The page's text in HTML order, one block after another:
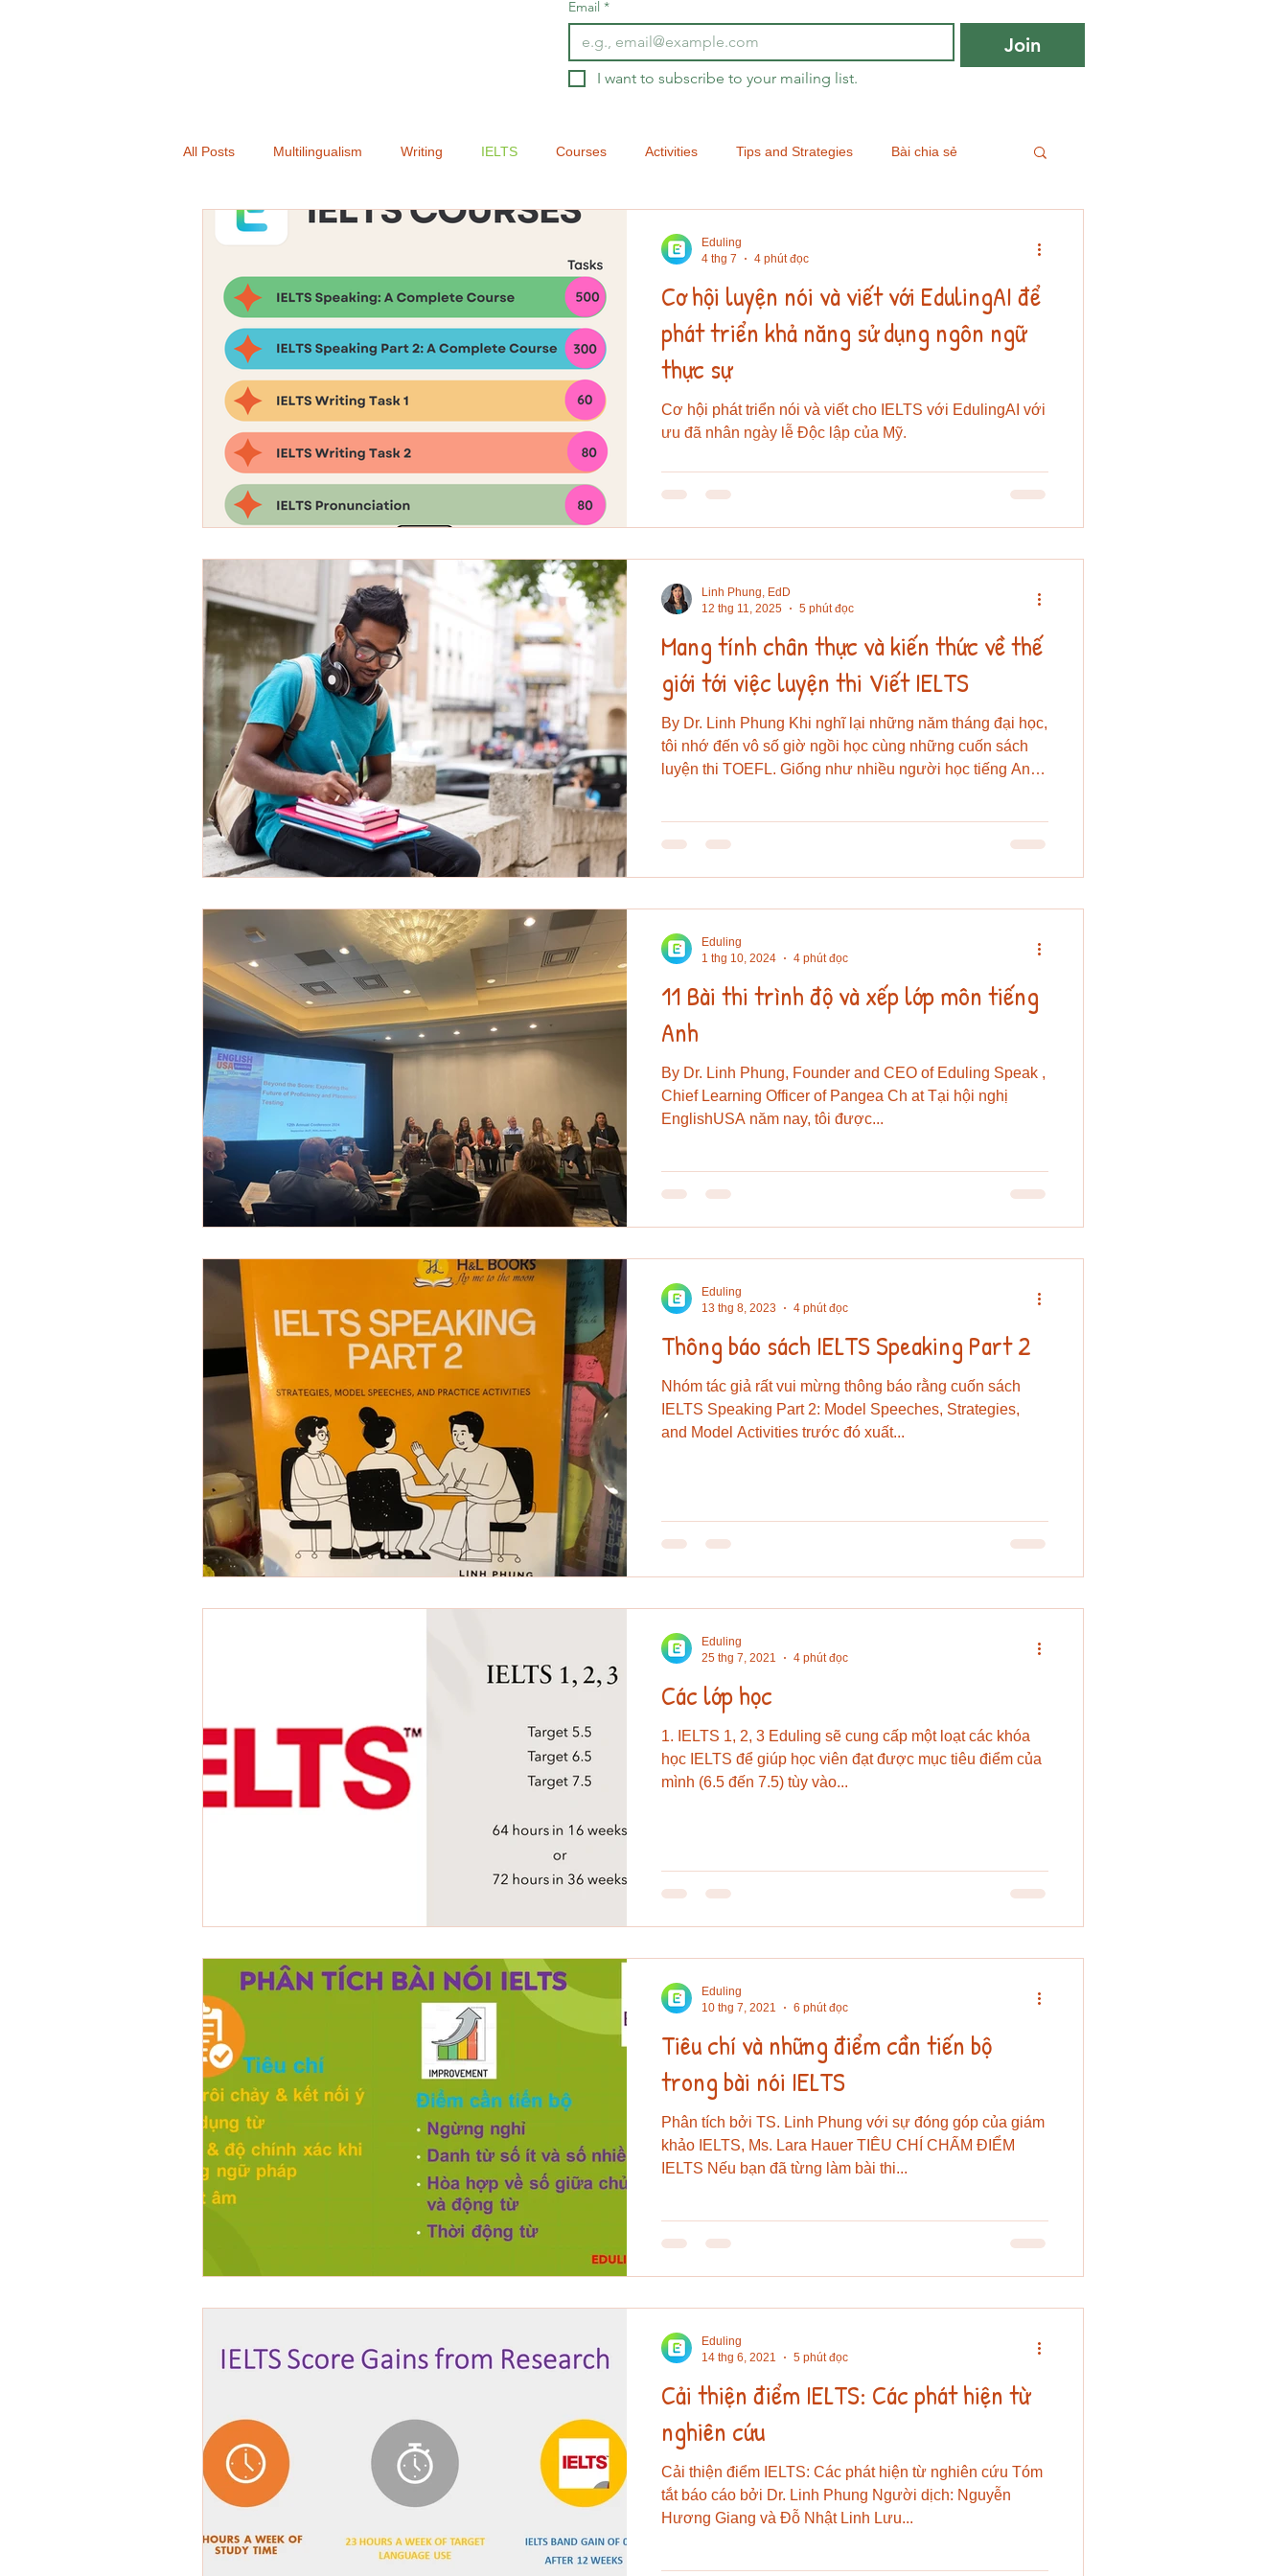
Email *
Join
I want to subscribe to your mailing list.
All Posts Multilingualism Writing IELTS Courses Activities Tips and Strategies Bài chia sẻ
Books Announcement Eduling Speak Assessment
Cơ hội luyện nói và viết với EdulingAI để
phát triển khả năng sử dụng ngôn ngữ
thực sự
Cơ hội phát triển nói và viết cho IELTS với EdulingAI với
ưu đã nhân ngày lễ Độc lập của Mỹ.
Eduling
4 thg 7
4 phút đọc
Mang tính chân thực và kiến thức về thế
giới tới việc luyện thi Viết IELTS
By Dr. Linh Phung Khi nghĩ lại những năm tháng đại học,
tôi nhớ đến vô số giờ ngồi học cùng những cuốn sách
luyện thi TOEFL. Giống như nhiều người học tiếng Anh
Chắc rằng những giờ học đó không uổng phí. Cuối cùng,
sau này còn góp phần giúp tôi nhận được học bổng du
Linh Phung, EdD
12 thg 11, 2025
5 phút đọc
11 Bài thi trình độ và xếp lớp môn tiếng
Anh
By Dr. Linh Phung, Founder and CEO of Eduling Speak ,
Chief Learning Officer of Pangea Ch at Tại hội nghị
EnglishUSA năm nay, tôi được...
Eduling
1 thg 10, 2024
4 phút đọc
Thông báo sách IELTS Speaking Part 2
Nhóm tác giả rất vui mừng thông báo rằng cuốn sách
IELTS Speaking Part 2: Model Speeches, Strategies,
and Model Activities trước đó xuất...
Eduling
13 thg 8, 2023
4 phút đọc
Các lớp học
1. IELTS 1, 2, 3 Eduling sẽ cung cấp một loạt các khóa
học IELTS để giúp học viên đạt được mục tiêu điểm của
mình (6.5 đến 7.5) tùy vào...
Eduling
25 thg 7, 2021
4 phút đọc
Tiêu chí và những điểm cần tiến bộ
trong bài nói IELTS
Phân tích bởi TS. Linh Phung với sự đóng góp của giám
khảo IELTS, Ms. Lara Hauer TIÊU CHÍ CHẤM ĐIỂM
IELTS Nếu bạn đã từng làm bài thi...
Eduling
10 thg 7, 2021
6 phút đọc
Cải thiện điểm IELTS: Các phát hiện từ
nghiên cứu
Cải thiện điểm IELTS: Các phát hiện từ nghiên cứu Tóm
tắt báo cáo bởi Dr. Linh Phung Người dịch: Nguyễn
Hương Giang và Đỗ Nhật Linh Lưu...
Eduling
14 thg 6, 2021
5 phút đọc